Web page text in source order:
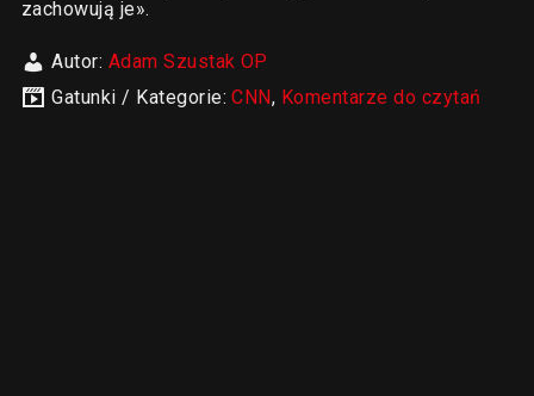
zachowują je».
Autor: Adam Szustak OP
Gatunki / Kategorie:CNN, Komentarze do czytań